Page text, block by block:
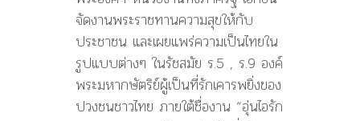
จัดงานพระราชทานความสุขให้กับ
ประชาชน และเผยแพร่ความเป็นไทยใน
รูปแบบต่างๆ ในรัชสมัย ร.5 , ร.9 องค์
พระมหากษัตริย์ผู้เป็นที่รักเคารพยิ่งของ
ปวงชนชาวไทย ภายใต้ชื่องาน “อุ่นไอรัก